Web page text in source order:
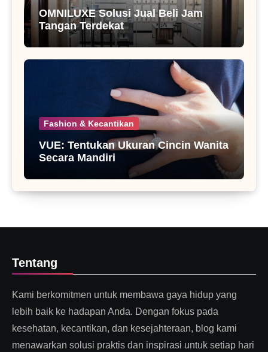
OMNILUXE Solusi Jual Beli Jam
Tangan Terdekat
Fashion & Kecantikan
VUE: Tentukan Ukuran Cincin Wanita
Secara Mandiri
Tentang
Kami berkomitmen untuk membawa gaya hidup yang
lebih baik ke hadapan Anda. Dengan fokus pada
kesehatan, kecantikan, dan kesejahteraan, blog kami
menawarkan solusi praktis dan inspirasi untuk setiap hari